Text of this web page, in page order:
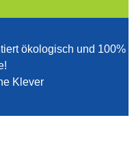
ökologisch und 100%
Klever